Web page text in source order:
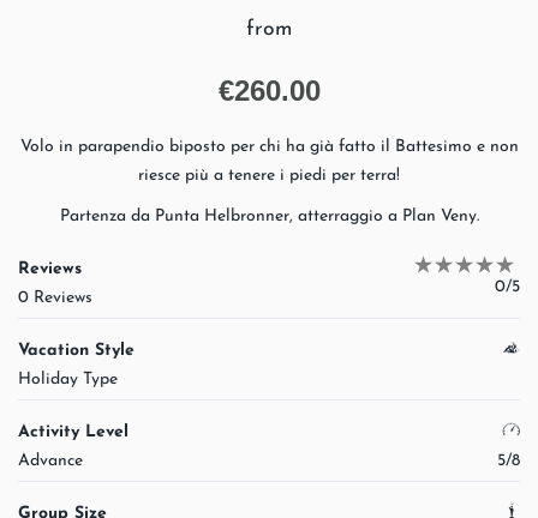
from
€260.00
Volo in parapendio biposto per chi ha già fatto il Battesimo e non
riesce più a tenere i piedi per terra!
Partenza da Punta Helbronner, atterraggio a Plan Veny.
Reviews
0 Reviews
0/5
Vacation Style
Holiday Type
Activity Level
Advance
5/8
Group Size